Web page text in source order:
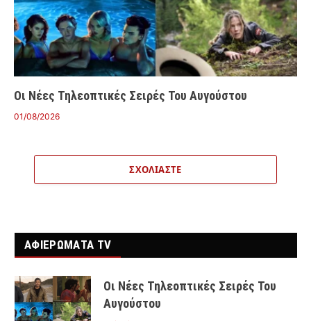
Οι Νέες Τηλεοπτικές Σειρές Του Αυγούστου
01/08/2026
ΣΧΟΛΙΆΣΤΕ
ΑΦΙΕΡΩΜΑΤΑ TV
Οι Νέες Τηλεοπτικές Σειρές Του
Αυγούστου